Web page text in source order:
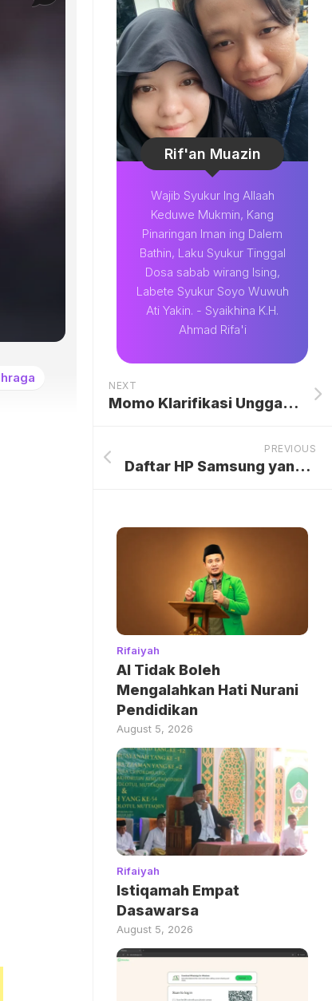
Rif'an Muazin
Wajib Syukur Ing Allaah
Keduwe Mukmin, Kang
Pinaringan Iman ing Dalem
Bathin, Laku Syukur Tinggal
Dosa sabab wirang Ising,
Labete Syukur Soyo Wuwuh
Ati Yakin. - Syaikhina K.H.
Ahmad Rifa'i
NEXT
Momo Klarifikasi Unggahan Luka Lama di Instagram: Bukan untuk Geisha, Ternyata Cerita Rekaman Lagu Ikonik
PREVIOUS
Daftar HP Samsung yang Dukung AirDrop untuk Transfer Foto ke iPhone
Rifaiyah
AI Tidak Boleh
Mengalahkan Hati Nurani
Pendidikan
August 5, 2026
Rifaiyah
Istiqamah Empat
Dasawarsa
August 5, 2026